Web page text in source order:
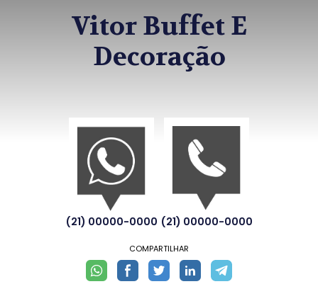
Vitor Buffet E
Decoração
(21) 00000-0000 (21) 00000-0000
COMPARTILHAR